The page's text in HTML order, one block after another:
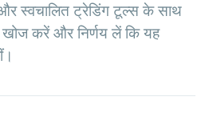
स्वचालित ट्रेडिंग टूल्स के साथ
करें और निर्णय लें कि यह